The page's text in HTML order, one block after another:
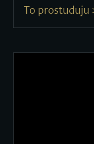
To prostuduju